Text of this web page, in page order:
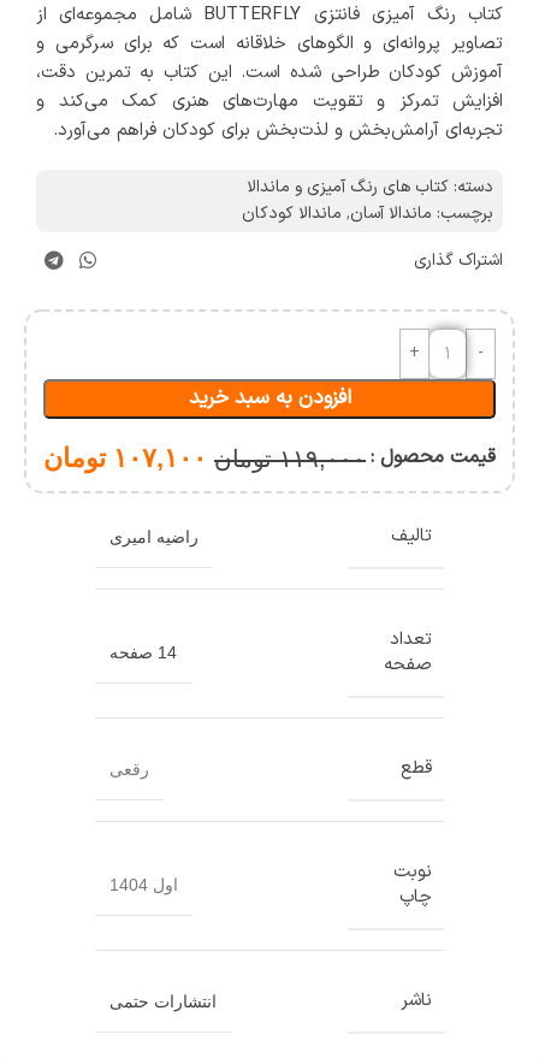
کتاب رنگ آمیزی فانتزی BUTTERFLY شامل مجموعه‌ای از
تصاویر پروانه‌ای و الگوهای خلاقانه است که برای سرگرمی و
آموزش کودکان طراحی شده است. این کتاب به تمرین دقت،
افزایش تمرکز و تقویت مهارت‌های هنری کمک می‌کند و
تجربه‌ای آرامش‌بخش و لذت‌بخش برای کودکان فراهم می‌آورد.
دسته: کتاب های رنگ آمیزی و ماندالا
برچسب: ماندالا آسان, ماندالا کودکان
اشتراک گذاری
افزودن به سبد خرید
قیمت محصول :۱۱۹,۰۰۰ تومان ۱۰۷,۱۰۰ تومان
تالیف راضیه امیری
تعداد
صفحه
14 صفحه
قطع رقعی
نوبت
چاپ
اول 1404
ناشر انتشارات حتمی